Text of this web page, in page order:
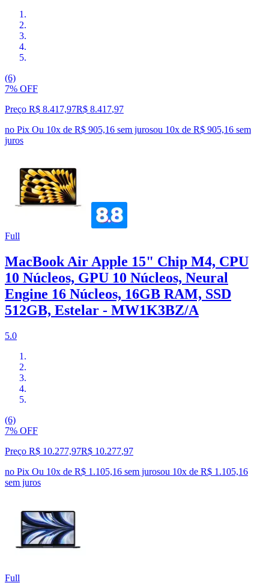
(6)
7% OFF
Preço R$ 8.417,97R$ 8.417,97
no Pix Ou 10x de R$ 905,16 sem jurosou 10x de R$ 905,16 sem
juros
Full
MacBook Air Apple 15" Chip M4, CPU
10 Núcleos, GPU 10 Núcleos, Neural
Engine 16 Núcleos, 16GB RAM, SSD
512GB, Estelar - MW1K3BZ/A
5.0
(6)
7% OFF
Preço R$ 10.277,97R$ 10.277,97
no Pix Ou 10x de R$ 1.105,16 sem jurosou 10x de R$ 1.105,16
sem juros
Full